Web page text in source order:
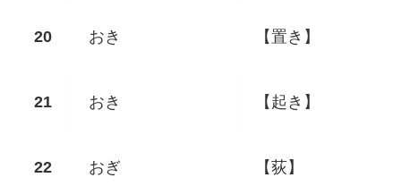
おき 【置き】
おき 【起き】
おぎ 【荻】